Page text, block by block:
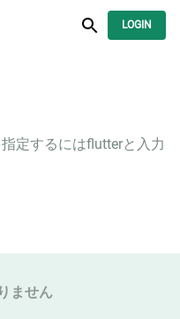
LOGIN
定するにはflutterと入力
ません